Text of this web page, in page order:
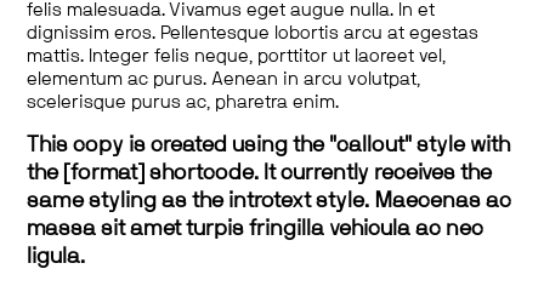
felis malesuada. Vivamus eget augue nulla. In et
dignissim eros. Pellentesque lobortis arcu at egestas
mattis. Integer felis neque, porttitor ut laoreet vel,
elementum ac purus. Aenean in arcu volutpat,
scelerisque purus ac, pharetra enim.
This copy is created using the "callout" style with
the [format] shortcode. It currently receives the
same styling as the introtext style. Maecenas ac
massa sit amet turpis fringilla vehicula ac nec
ligula.